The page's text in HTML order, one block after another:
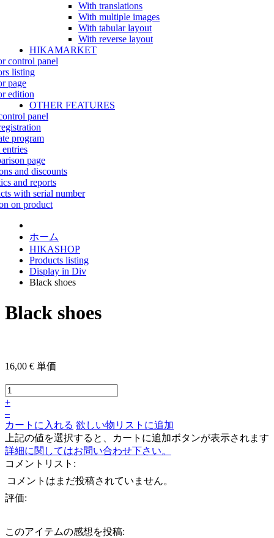
With translations
With multiple images
With tabular layout
With reverse layout
HIKAMARKET
control panel
listing
page
edition
OTHER FEATURES
panel
program
page
and discounts
and reports
with serial number
on product
ホーム
HIKASHOP
Products listing
Display in Div
Black shoes
Black shoes
16,00 € 単価
+
–
カートに入れる 欲しい物リストに追加
上記の値を選択すると、カートに追加ボタンが表示されます
詳細に関してはお問い合わせ下さい。
コメントリスト:
コメントはまだ投稿されていません。
評価:
このアイテムの感想を投稿: